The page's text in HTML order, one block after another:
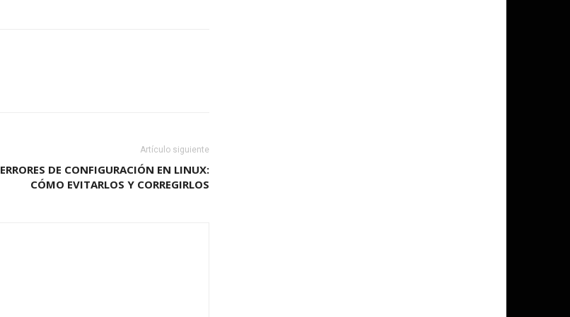
Artículo siguiente
ERRORES DE CONFIGURACIÓN EN LINUX:
CÓMO EVITARLOS Y CORREGIRLOS